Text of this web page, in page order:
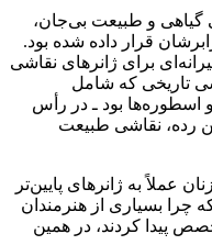
گیاهی و طبیعت بی‌جان،
قرار داده شده بود.
برای ژانرهای نقاشی
تاریخی که شامل
اسطوره‌ها بود ـ‌ در رأس
رده، نقاشی طبیعت
عملاً به ژانرهای پایین‌تر
چرا بسیاری از هنرمندان
پیدا کردند، در همین